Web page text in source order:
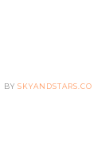
BY SKYANDSTARS.CO